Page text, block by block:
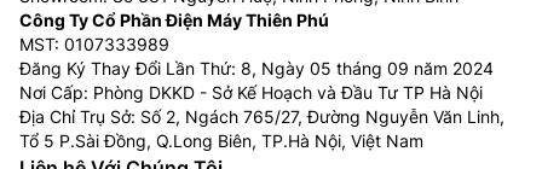
Công Ty Cổ Phần Điện Máy Thiên Phú
MST: 0107333989
Đăng Ký Thay Đổi Lần Thứ: 8, Ngày 05 tháng 09 năm 2024
Nơi Cấp: Phòng DKKD - Sở Kế Hoạch và Đầu Tư TP Hà Nội
Địa Chỉ Trụ Sở: Số 2, Ngách 765/27, Đường Nguyễn Văn Linh,
Tổ 5 P.Sài Đồng, Q.Long Biên, TP.Hà Nội, Việt Nam